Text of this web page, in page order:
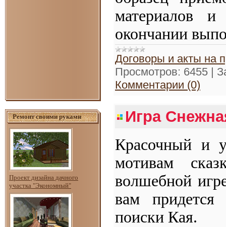
Ремонт своими руками
Проект дизайна дачного
участка "Экономный"
материалов
окончании
Договоры и акты на
Просмотров: 6455
Комментарии (0)
Игра
Красочный и
мотивам
волшебной
вам придется
поиски Кая.